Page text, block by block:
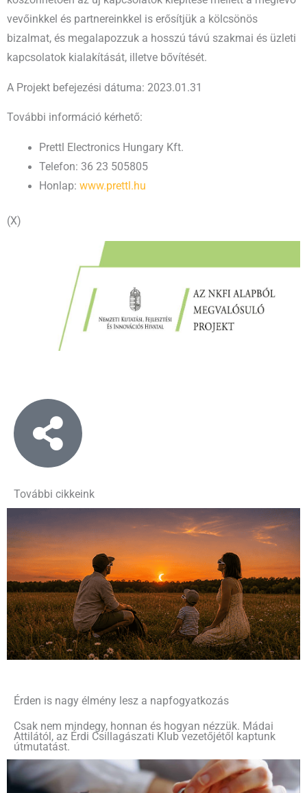
vevőinkkel és partnereinkkel is erősítjük a kölcsönös
bizalmat, és megalapozzuk a hosszú távú szakmai és üzleti
kapcsolatok kialakítását, illetve bővítését.
A Projekt befejezési dátuma: 2023.01.31
További információ kérhető:
Prettl Electronics Hungary Kft.
Telefon: 36 23 505805
Honlap: www.prettl.hu
(X)
További cikkeink
Érden is nagy élmény lesz a napfogyatkozás
Csak nem mindegy, honnan és hogyan nézzük. Mádai
Attilától, az Érdi Csillagászati Klub vezetőjétől kaptunk
útmutatást.